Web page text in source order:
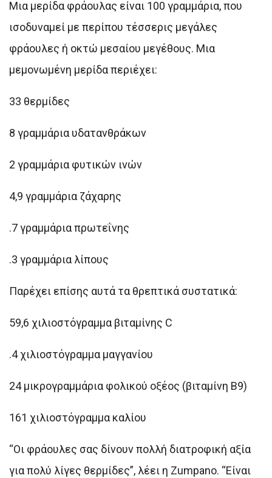
Μια μερίδα φράουλας είναι 100 γραμμάρια, που
ισοδυναμεί με περίπου τέσσερις μεγάλες
φράουλες ή οκτώ μεσαίου μεγέθους. Μια
μεμονωμένη μερίδα περιέχει:
33 θερμίδες
8 γραμμάρια υδατανθράκων
2 γραμμάρια φυτικών ινών
4,9 γραμμάρια ζάχαρης
.7 γραμμάρια πρωτεΐνης
.3 γραμμάρια λίπους
Παρέχει επίσης αυτά τα θρεπτικά συστατικά:
59,6 χιλιοστόγραμμα βιταμίνης C
.4 χιλιοστόγραμμα μαγγανίου
24 μικρογραμμάρια φολικού οξέος (βιταμίνη B9)
161 χιλιοστόγραμμα καλίου
“Οι φράουλες σας δίνουν πολλή διατροφική αξία
για πολύ λίγες θερμίδες”, λέει η Zumpano. “Είναι